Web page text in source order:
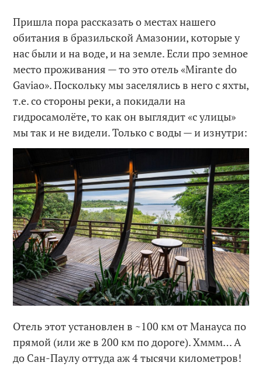
Пришла пора рассказать о местах нашего
обитания в бразильской Амазонии, которые у
нас были и на воде, и на земле. Если про земное
место проживания — то это отель «Mirante do
Gaviao». Поскольку мы заселялись в него с яхты,
т.е. со стороны реки, а покидали на
гидросамолёте, то как он выглядит «с улицы»
мы так и не видели. Только с воды — и изнутри:
Отель этот установлен в ~100 км от Манауса по
прямой (или же в 200 км по дороге). Хммм… А
до Сан-Паулу оттуда аж 4 тысячи километров!